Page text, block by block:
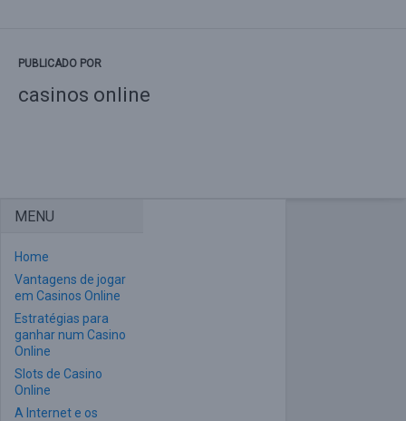
PUBLICADO POR
casinos online
MENU
Home
Vantagens de jogar
em Casinos Online
Estratégias para
ganhar num Casino
Online
Slots de Casino
Online
A Internet e os